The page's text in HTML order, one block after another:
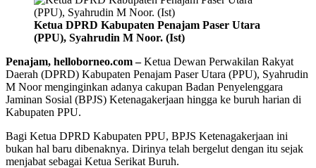
Ketua DPRD Kabupaten Penajam Paser Utara
(PPU), Syahrudin M Noor. (Ist)
Penajam, helloborneo.com –Ketua Dewan Perwakilan Rakyat
Daerah (DPRD) Kabupaten Penajam Paser Utara (PPU), Syahrudin
M Noor menginginkan adanya cakupan Badan Penyelenggara
Jaminan Sosial (BPJS) Ketenagakerjaan hingga ke buruh harian di
Kabupaten PPU.
Bagi Ketua DPRD Kabupaten PPU, BPJS Ketenagakerjaan ini
bukan hal baru dibenaknya. Dirinya telah bergelut dengan itu sejak
menjabat sebagai Ketua Serikat Buruh.